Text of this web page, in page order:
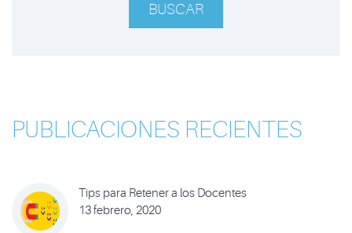
BUSCAR
PUBLICACIONES RECIENTES
Tips para Retener a los Docentes
13 febrero, 2020